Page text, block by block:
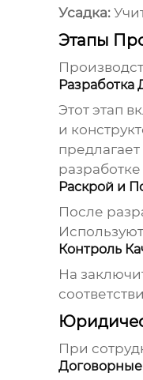
Усадка:
Этапы
Разработка
Этот этап
и
Раскрой и
После
Контроль
На
При